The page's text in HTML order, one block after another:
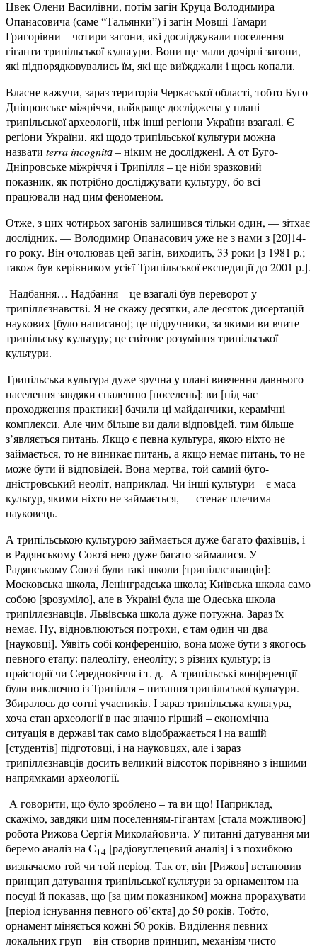
Цвек Олени Василівни, потім загін Круца Володимира
Опанасовича (саме “Тальянки”) і загін Мовші Тамари
Григорівни – чотири загони, які досліджували поселення-
гіганти трипільської культури. Вони ще мали дочірні загони,
які підпорядковувались їм, які ще виїжджали і щось копали.
Власне кажучи, зараз територія Черкаської області, тобто Буго-
Дніпровське міжріччя, найкраще досліджена у плані
трипільської археології, ніж інші регіони України взагалі. Є
регіони України, які щодо трипільської культури можна
назвати terraincognitа– ніким не досліджені. А от Буго-
Дніпровське міжріччя і Трипілля – це ніби зразковий
показник, як потрібно досліджувати культуру, бо всі
працювали над цим феноменом.
Отже, з цих чотирьох загонів залишився тільки один, — зітхає
дослідник. — Володимир Опанасович уже не з нами з [20]14-
го року. Він очолював цей загін, виходить, 33 роки [з 1981 р.;
також був керівником усієї Трипільської експедиції до 2001 р.].
Надбання… Надбання – це взагалі був переворот у
трипіллєзнавстві. Я не скажу десятки, але десяток дисертацій
наукових [було написано]; це підручники, за якими ви вчите
трипільську культуру; це світове розуміння трипільської
культури.
Трипільська культура дуже зручна у плані вивчення давнього
населення завдяки спаленню [поселень]: ви [під час
проходження практики] бачили ці майданчики, керамічні
комплекси. Але чим більше ви дали відповідей, тим більше
з’являється питань. Якщо є певна культура, якою ніхто не
займається, то не виникає питань, а якщо немає питань, то не
може бути й відповідей. Вона мертва, той самий буго-
дністровський неоліт, наприклад. Чи інші культури – є маса
культур, якими ніхто не займається, — стенає плечима
науковець.
А трипільською культурою займається дуже багато фахівців, і
в Радянському Союзі нею дуже багато займалися. У
Радянському Союзі були такі школи [трипіллєзнавців]:
Московська школа, Ленінградська школа; Київська школа само
собою [зрозуміло], але в Україні була ще Одеська школа
трипіллєзнавців, Львівська школа дуже потужна. Зараз їх
немає. Ну, відновлюються потрохи, є там один чи два
[науковці]. Уявіть собі конференцію, вона може бути з якогось
певного етапу: палеоліту, енеоліту; з різних культур; із
праісторії чи Середновіччя і т. д. А трипільські конференції
були виключно із Трипілля – питання трипільської культури.
Збиралось до сотні учасників. І зараз трипільська культура,
хоча стан археології в нас значно гірший – економічна
ситуація в державі так само відображається і на вашій
[студентів] підготовці, і на науковцях, але і зараз
трипіллєзнавців досить великий відсоток порівняно з іншими
напрямками археології.
А говорити, що було зроблено – та ви що! Наприклад,
скажімо, завдяки цим поселенням-гігантам [стала можливою]
робота Рижова Сергія Миколайовича. У питанні датування ми
беремо аналіз на С14 [радіовуглецевий аналіз] і з похибкою
визначаємо той чи той період. Так от, він [Рижов] встановив
принцип датування трипільської культури за орнаментом на
посуді й показав, що [за цим показником] можна прорахувати
[період існування певного об’єкта] до 50 років. Тобто,
орнамент міняється кожні 50 років. Виділення певних
локальних груп – він створив принцип, механізм чисто